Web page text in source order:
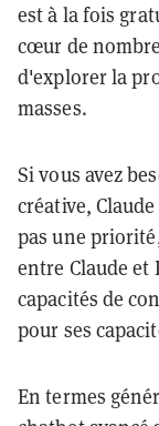
est à la fois
cœur de
d'explorer la
masses.
Si vous avez
créative,
pas une
entre Claude et
capacités de
pour ses
En termes